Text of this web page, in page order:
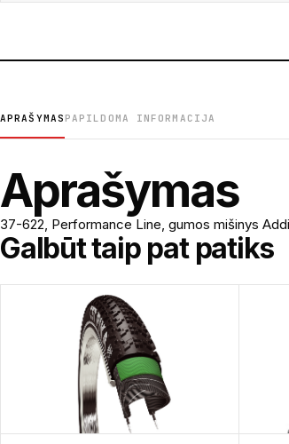
APRAŠYMAS PAPILDOMA INFORMACIJA
Aprašymas
37-622, Performance Line, gumos mišinys
Galbūt taip pat patiks